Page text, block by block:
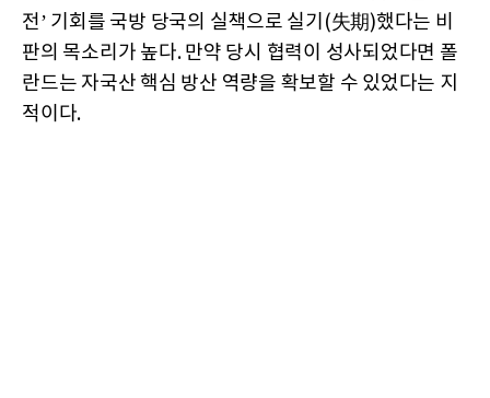
전’ 기회를 국방 당국의 실책으로 실기(失期)했다는 비
판의 목소리가 높다. 만약 당시 협력이 성사되었다면 폴
란드는 자국산 핵심 방산 역량을 확보할 수 있었다는 지
적이다.